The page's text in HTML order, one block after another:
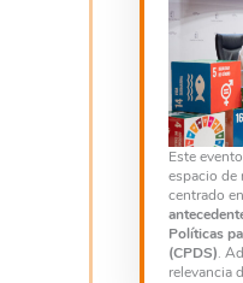
Este
espacio de
centrado
Políticas
(CPDS).
relevancia